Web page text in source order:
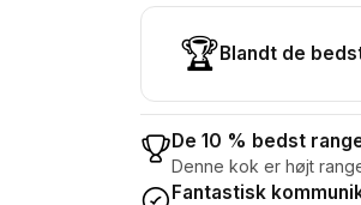
🏆Blandt de
De 10 % bedst
Denne kok er højt
Fantastisk